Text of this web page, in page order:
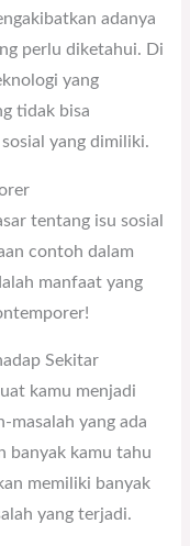
adanya
perlu diketahui. Di
yang
tidak bisa
yang dimiliki.
tentang isu sosial
contoh dalam
manfaat yang
Sekitar
kamu menjadi
masalah yang ada
banyak kamu tahu
memiliki banyak
yang terjadi.